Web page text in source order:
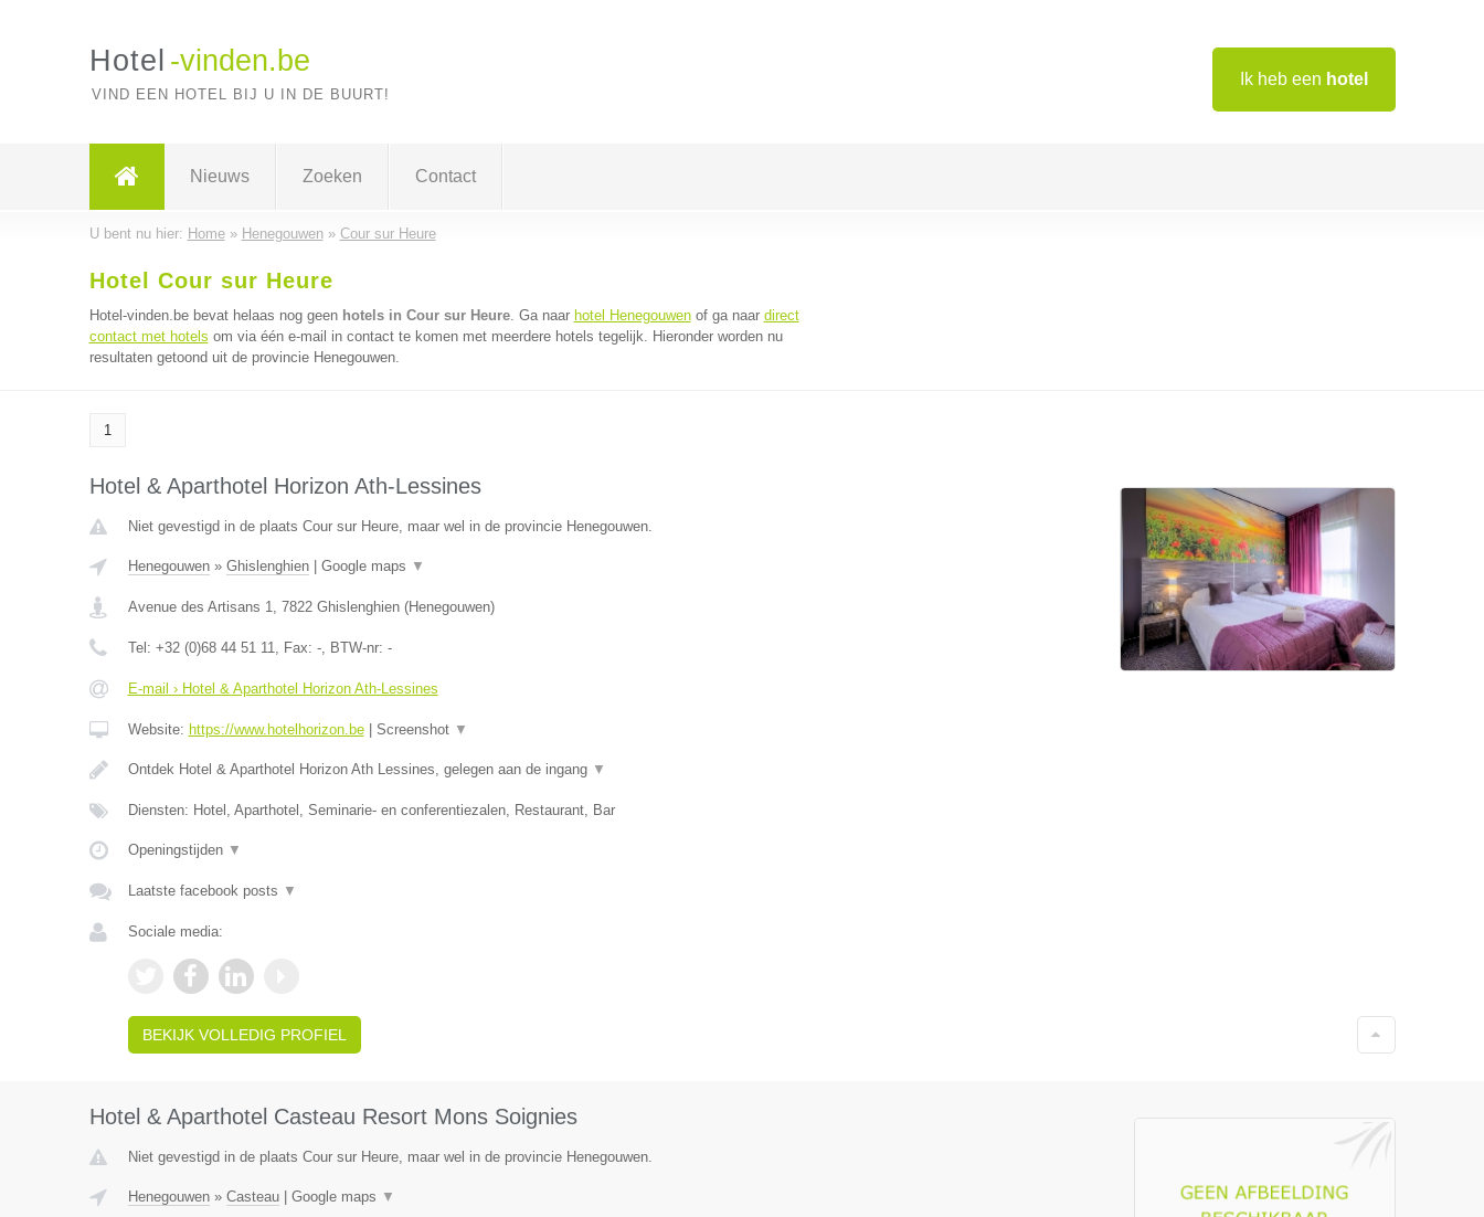
Ik heb een hotel
Hotel -vinden.be
VIND EEN HOTEL BIJ U IN DE BUURT!
Nieuws Zoeken Contact
U bent nu hier: Home» Henegouwen» Cour sur Heure
Hotel Cour sur Heure
Hotel-vinden.be bevat helaas nog geen hotels in Cour sur Heure. Ga naar hotel Henegouwenof ga naar direct
contact met hotels om via één e-mail in contact te komen met meerdere hotels tegelijk. Hieronder worden nu
resultaten getoond uit de provincie Henegouwen.
1
Hotel & Aparthotel Horizon Ath-Lessines
Niet gevestigd in de plaats Cour sur Heure, maar wel in de provincie Henegouwen.
Henegouwen» Ghislenghien| Google maps ▼
Avenue des Artisans 1, 7822 Ghislenghien(Henegouwen)
Tel: +32 (0)68 44 51 11, Fax: -, BTW-nr: -
E-mail › Hotel & Aparthotel Horizon Ath-Lessines
Website: https://www.hotelhorizon.be| Screenshot ▼
Ontdek Hotel & Aparthotel Horizon Ath Lessines, gelegen aan de ingang ▼
Diensten: Hotel, Aparthotel, Seminarie- en conferentiezalen, Restaurant, Bar
Openingstijden ▼
Laatste facebook posts ▼
Sociale media:
BEKIJK VOLLEDIG PROFIEL
Hotel & Aparthotel Casteau Resort Mons Soignies
Niet gevestigd in de plaats Cour sur Heure, maar wel in de provincie Henegouwen.
Henegouwen» Casteau| Google maps ▼